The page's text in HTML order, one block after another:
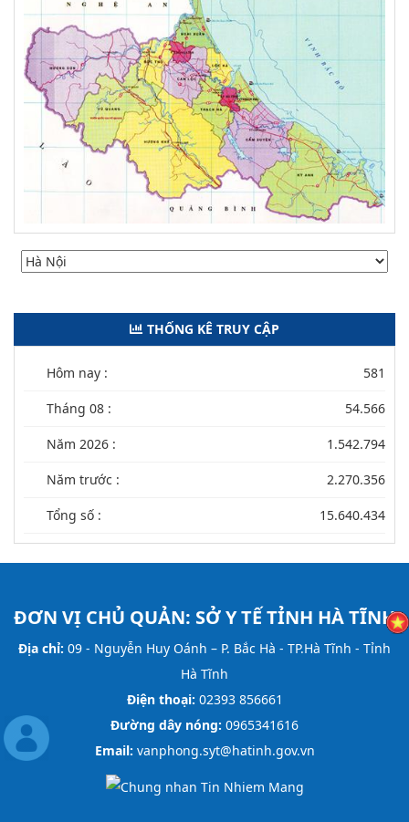
THỐNG KÊ TRUY CẬP
Hôm nay : 581
Tháng 08 : 54.566
Năm 2026 : 1.542.794
Năm trước : 2.270.356
Tổng số : 15.640.434
ĐƠN VỊ CHỦ QUẢN: SỞ Y TẾ TỈNH HÀ TĨNH
Địa chỉ: 09 - Nguyễn Huy Oánh – P. Bắc Hà - TP.Hà Tĩnh - Tỉnh
Hà Tĩnh
Điện thoại: 02393 856661
Đường dây nóng: 0965341616
Email: vanphong.syt@hatinh.gov.vn